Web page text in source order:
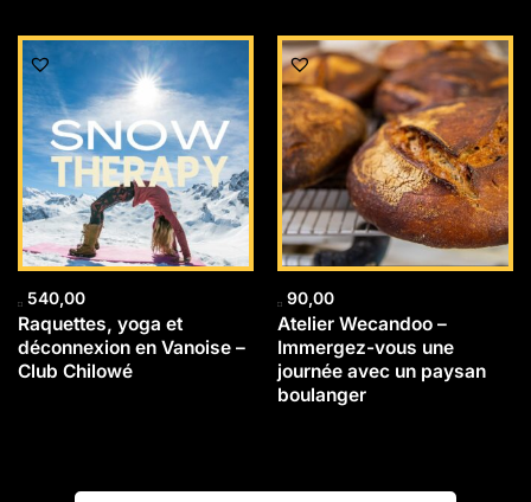
540,00
Raquettes, yoga et
déconnexion en Vanoise –
Club Chilowé
90,00
Atelier Wecandoo –
Immergez-vous une
journée avec un paysan
boulanger